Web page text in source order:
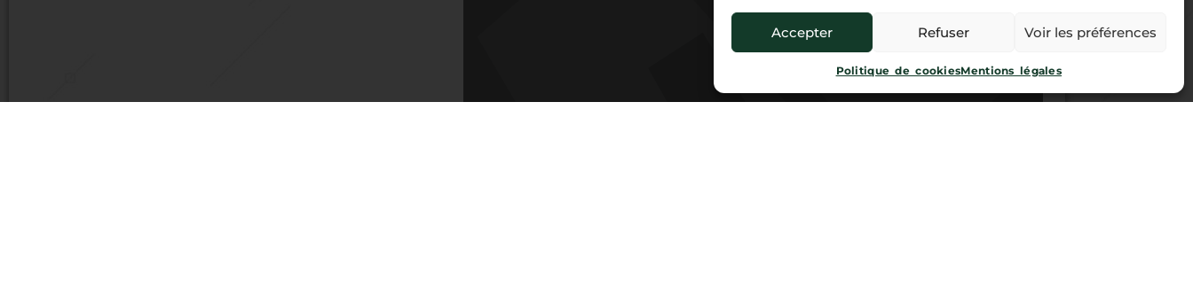
Accepter Refuser Voir les préférences
Politique de cookiesMentions légales